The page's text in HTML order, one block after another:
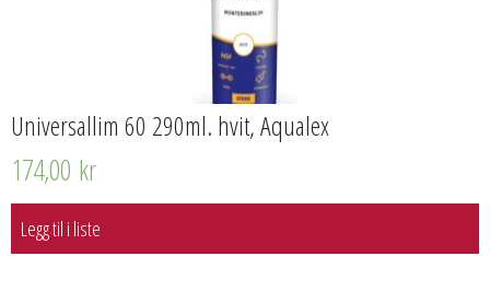
Universallim 60 290ml. hvit, Aqualex
174,00 kr
Legg til i liste